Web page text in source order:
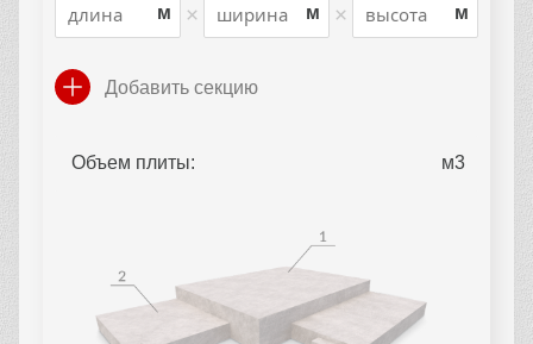
м × м × м
Добавить секцию
Объем плиты: